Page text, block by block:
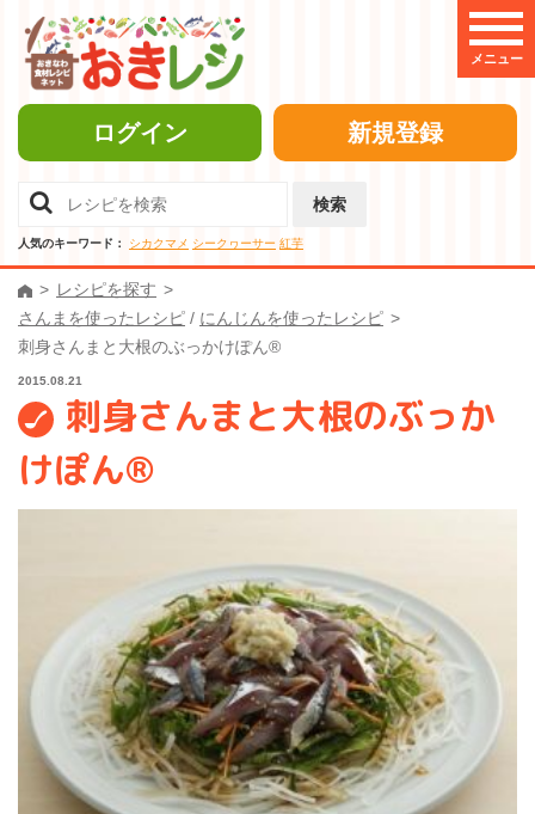
メニュー
ログイン 新規登録
検索
人気のキーワード： シカクマメ シークヮーサー 紅芋
レシピを探す
さんまを使ったレシピ / にんじんを使ったレシピ
刺身さんまと大根のぶっかけぽん®
2015.08.21
刺身さんまと大根のぶっか
けぽん®